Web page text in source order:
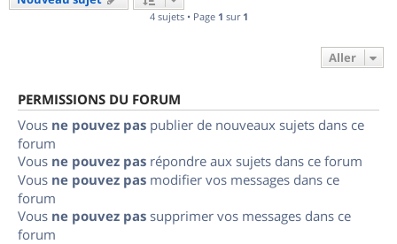
4 sujets • Page 1 sur 1
Aller
PERMISSIONS DU FORUM
Vous ne pouvez pas publier de nouveaux sujets dans ce
forum
Vous ne pouvez pas répondre aux sujets dans ce forum
Vous ne pouvez pas modifier vos messages dans ce
forum
Vous ne pouvez pas supprimer vos messages dans ce
forum